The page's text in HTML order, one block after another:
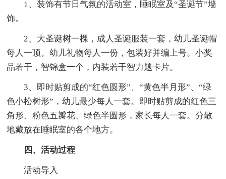
1、装饰有节日气氛的活动室，睡眠室及“圣诞节”墙
饰。
2、大圣诞树一棵，成人圣诞服装一套，幼儿圣诞帽
每人一顶。幼儿礼物每人一份，包装好并编上号。小奖
品若干，智锦盒一个，内装若干智力题卡片。
3、即时贴剪成的“红色圆形”、“黄色半月形”、“绿
色小松树形”，幼儿最少每人一套。即时贴剪成的红色三
角形、粉色五瓣花、绿色半圆形，家长每人一套。分散
地藏放在睡眠室的各个地方。
四、活动过程
活动导入